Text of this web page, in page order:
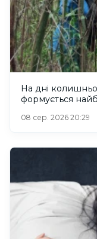
На дні
формується
08 сер. 2026 20:29